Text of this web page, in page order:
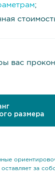
;
вас
размера
за